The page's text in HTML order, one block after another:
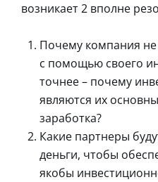
возникает 2 вполне
Почему компания
с помощью своего
точнее – почему
являются их
заработка?
Какие партнеры
деньги, чтобы
якобы